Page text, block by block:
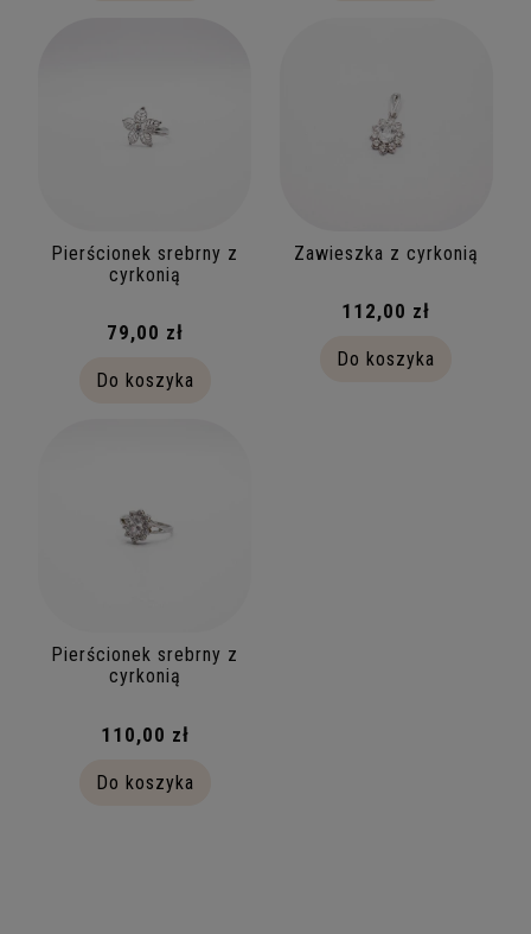
Pierścionek srebrny z
cyrkonią
79,00 zł
Do koszyka
Zawieszka z cyrkonią
112,00 zł
Do koszyka
Pierścionek srebrny z
cyrkonią
110,00 zł
Do koszyka